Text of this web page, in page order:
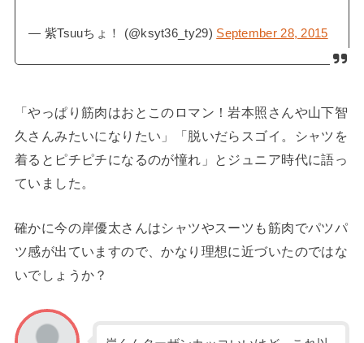
— 紫Tsuuちょ！ (@ksyt36_ty29) September 28, 2015
「やっぱり筋肉はおとこのロマン！岩本照さんや山下智
久さんみたいになりたい」「脱いだらスゴイ。シャツを
着るとピチピチになるのが憧れ」とジュニア時代に語っ
ていました。
確かに今の岸優太さんはシャツやスーツも筋肉でパツパ
ツ感が出ていますので、かなり理想に近づいたのではな
いでしょうか？